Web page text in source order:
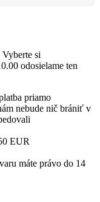
Vyberte si
odosielame ten
priamo
nebude nič brániť v
EUR
máte právo do 14